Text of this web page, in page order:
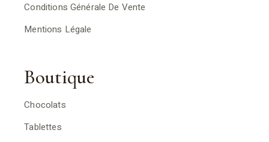
Conditions Générale De Vente
Mentions Légale
Boutique
Chocolats
Tablettes